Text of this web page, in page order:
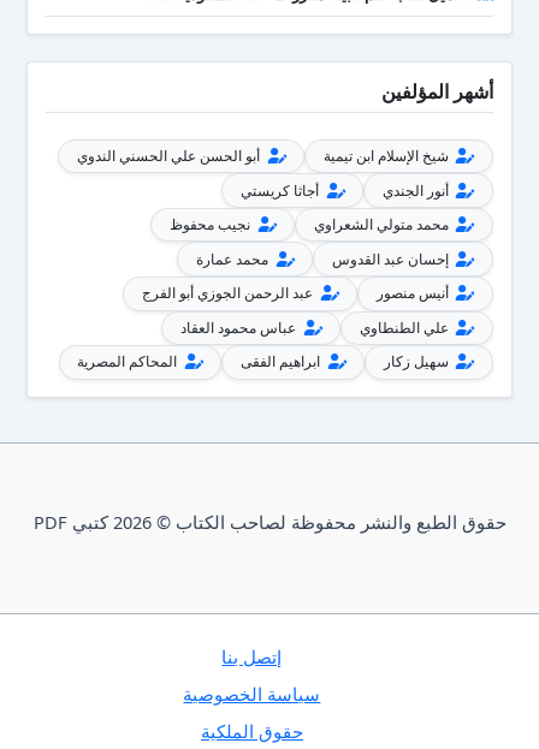
أشهر المؤلفين
شيخ الإسلام ابن تيمية
أبو الحسن علي الحسني الندوي
أنور الجندي
أجاثا كريستي
محمد متولي الشعراوي
نجيب محفوظ
إحسان عبد القدوس
محمد عمارة
أنيس منصور
عبد الرحمن الجوزي أبو الفرج
علي الطنطاوي
عباس محمود العقاد
سهيل زكار
ابراهيم الفقى المحاكم المصرية
حقوق الطبع والنشر محفوظة لصاحب الكتاب © 2026 كتبي PDF
إتصل بنا
سياسة الخصوصية
حقوق الملكية